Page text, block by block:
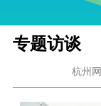
专题访谈
杭州网